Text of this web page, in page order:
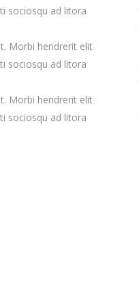
sociosqu ad litora
Morbi hendrerit elit
sociosqu ad litora
Morbi hendrerit elit
sociosqu ad litora